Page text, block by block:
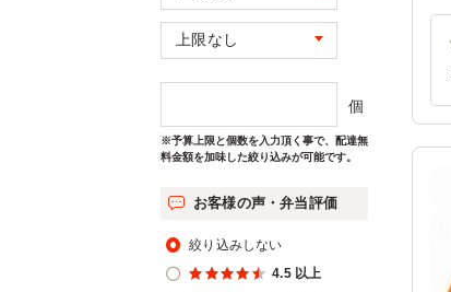
個
※予算上限と個数を入力頂く事で、配達無
料金額を加味した絞り込みが可能です。
お客様の声・弁当評価
絞り込みしない
4.5 以上